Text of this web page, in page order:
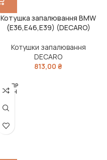
Котушка запалювання BMW
(E36,E46,E39) (DECARO)
Котушки запалювання
DECARO
813,00 ₴
РОЗПР
ОДАН